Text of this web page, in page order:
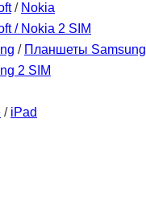
/ Nokia
/ Nokia 2 SIM
/ Планшеты Samsung
2 SIM
/ iPad